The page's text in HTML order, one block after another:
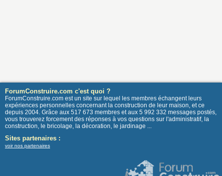
ForumConstruire.com c'est quoi ?
ForumConstruire.com est un site sur lequel les membres échangent leurs
expériences personnelles concernant la construction de leur maison, et ce
depuis 2004. Grâce aux 517 673 membres et aux 5 992 332 messages postés,
vous trouverez forcement des réponses à vos questions sur l'administratif, la
construction, le bricolage, la décoration, le jardinage ...
Sites partenaires :
voir nos partenaires